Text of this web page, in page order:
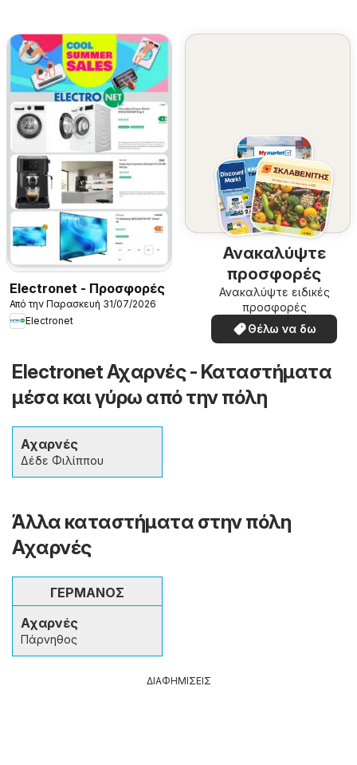
Electronet - Προσφορές
Από την Παρασκευή 31/07/2026
Electronet
Ανακαλύψτε
προσφορές
Ανακαλύψτε ειδικές
προσφορές
Θέλω να δω
Electronet Αχαρνές - Καταστήματα
μέσα και γύρω από την πόλη
Αχαρνές
Δέδε Φιλίππου
Άλλα καταστήματα στην πόλη
Αχαρνές
ΓΕΡΜΑΝΟΣ
Αχαρνές
Πάρνηθος
ΔΙΑΦΗΜΙΣΕΙΣ